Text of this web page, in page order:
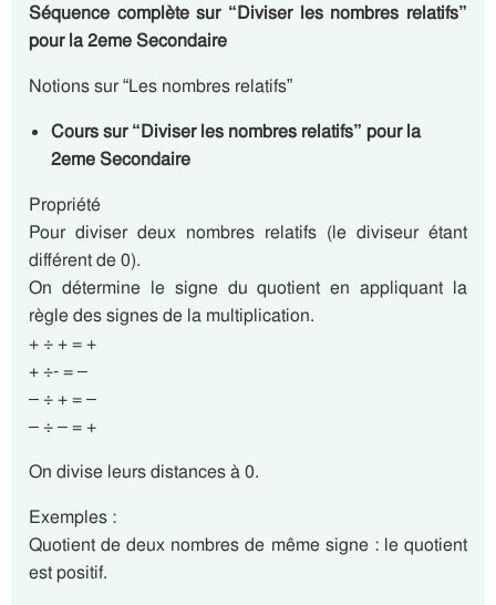
Séquence complète sur “Diviser les nombres relatifs”
pour la 2eme Secondaire
Notions sur “Les nombres relatifs”
Cours sur “Diviser les nombres relatifs” pour la
2eme Secondaire
Propriété
Pour diviser deux nombres relatifs (le diviseur étant
différent de 0).
On détermine le signe du quotient en appliquant la
règle des signes de la multiplication.
+ ÷ + = +
+ ÷- = –
– ÷ + = –
– ÷ – = +
On divise leurs distances à 0.
Exemples :
Quotient de deux nombres de même signe : le quotient
est positif.